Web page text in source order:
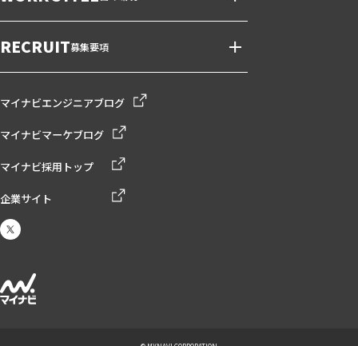
RECRUIT募集要項
マイナビエンジニアブログ
マイナビマーケブログ
マイナビ採用トップ
企業サイト